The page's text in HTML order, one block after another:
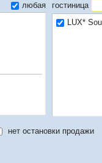
любая
гостиница
LUX*
нет остановки продажи